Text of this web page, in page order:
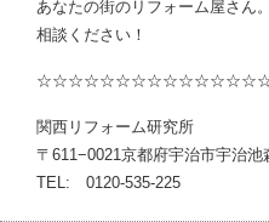
あなたの街のリフォーム屋さん
相談ください！
関西リフォーム研究所
〒611−0021京都府宇治市宇治池
TEL: 0120-535-225